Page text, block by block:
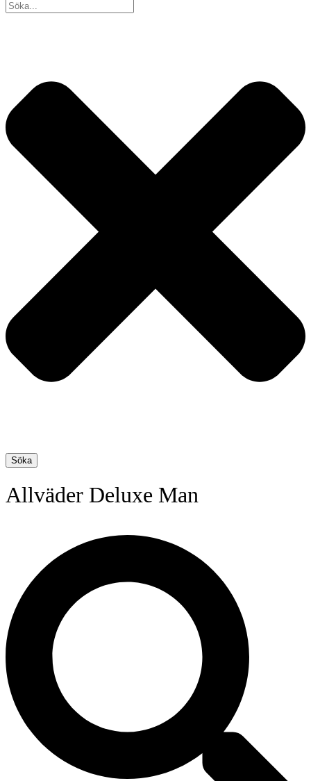
Söka
Allväder Deluxe Man